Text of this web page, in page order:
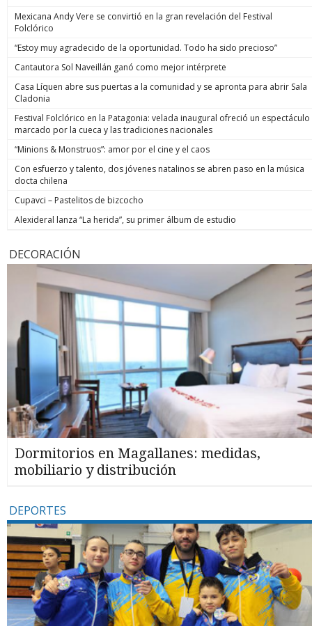
Mexicana Andy Vere se convirtió en la gran revelación del Festival
Folclórico
“Estoy muy agradecido de la oportunidad. Todo ha sido precioso”
Cantautora Sol Naveillán ganó como mejor intérprete
Casa Líquen abre sus puertas a la comunidad y se apronta para abrir Sala
Cladonia
Festival Folclórico en la Patagonia: velada inaugural ofreció un espectáculo
marcado por la cueca y las tradiciones nacionales
“Minions & Monstruos”: amor por el cine y el caos
Con esfuerzo y talento, dos jóvenes natalinos se abren paso en la música
docta chilena
Cupavci – Pastelitos de bizcocho
Alexideral lanza “La herida”, su primer álbum de estudio
DECORACIÓN
Dormitorios en Magallanes: medidas,
mobiliario y distribución
DEPORTES